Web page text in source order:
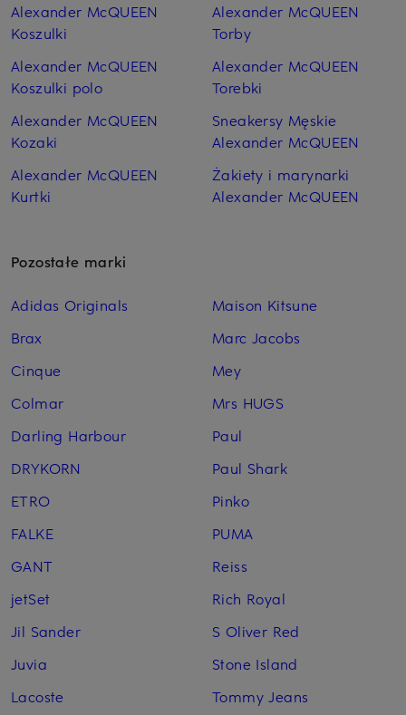
Alexander McQUEEN
Koszulki
Alexander McQUEEN
Koszulki polo
Alexander McQUEEN
Kozaki
Alexander McQUEEN
Kurtki
Alexander McQUEEN
Torby
Alexander McQUEEN
Torebki
Sneakersy Męskie
Alexander McQUEEN
Żakiety i marynarki
Alexander McQUEEN
Pozostałe marki
Adidas Originals
Brax
Cinque
Colmar
Darling Harbour
DRYKORN
ETRO
FALKE
GANT
jetSet
Jil Sander
Juvia
Lacoste
Maison Kitsune
Marc Jacobs
Mey
Mrs HUGS
Paul
Paul Shark
Pinko
PUMA
Reiss
Rich Royal
S Oliver Red
Stone Island
Tommy Jeans